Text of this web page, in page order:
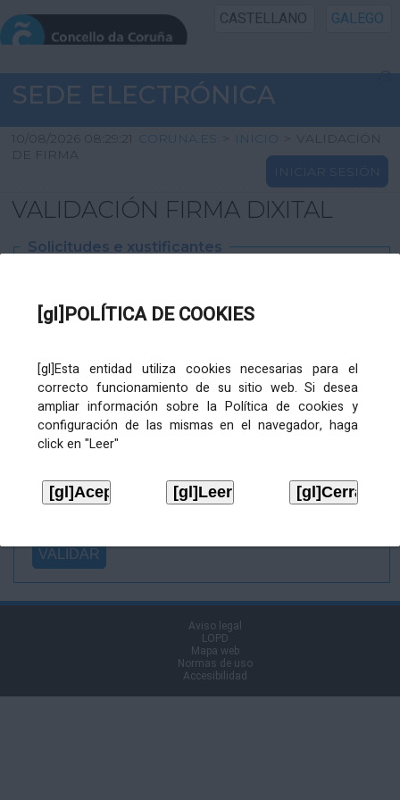
[gl]POLÍTICA DE COOKIES
[gl]Esta entidad utiliza cookies necesarias para el
correcto funcionamiento de su sitio web. Si desea
ampliar información sobre la Política de cookies y
configuración de las mismas en el navegador, haga
click en "Leer"
CASTELLANO GALEGO
INICIO SEDE
INICIO
INFORMACIÓN PÚBLICA
SEDE ELECTRÓNICA
10/08/2026 08:29:21 CORUNA.ES > INICIO >
VALIDACIÓN
DE FIRMA
INICIAR SESIÓN
VALIDACIÓN FIRMA DIXITAL
Solicitudes e xustificantes
XML
Ficheiros varios
Ficheiro
asinado:
firma (.p7s):
Aviso legal
LOPD
Mapa web
Normas de uso
Accesibilidad